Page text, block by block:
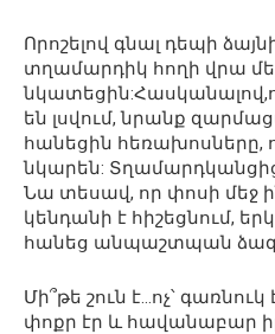
Որոշելով գնալ դեպի
տղամարդիկ հողի վրա
են լսվում, նրանք
հանեցին հեռախոսները,
նկարեն:
Նա տեսավ, որ փոսի մեջ
կենդանի է հիշեցնում,
հանեց անպաշտպան
Մի՞թե շուն է…ոչ՝
փոքր էր և հավանաբար